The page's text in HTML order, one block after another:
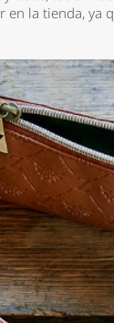
la tienda, ya